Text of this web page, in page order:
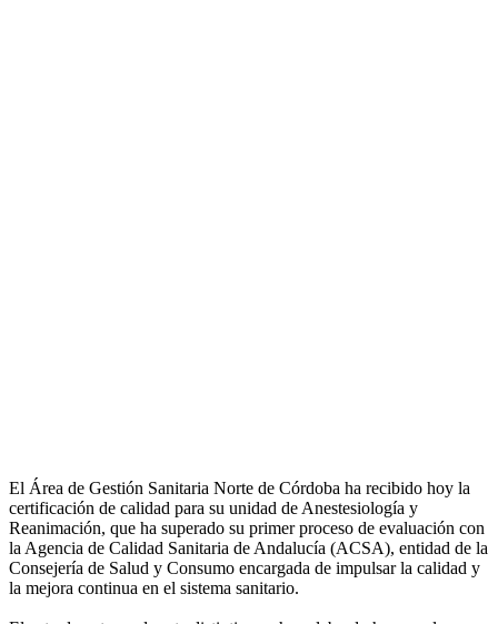
El Área de Gestión Sanitaria Norte de Córdoba ha recibido hoy la
certificación de calidad para su unidad de Anestesiología y
Reanimación, que ha superado su primer proceso de evaluación con
la Agencia de Calidad Sanitaria de Andalucía (ACSA), entidad de la
Consejería de Salud y Consumo encargada de impulsar la calidad y
la mejora continua en el sistema sanitario.